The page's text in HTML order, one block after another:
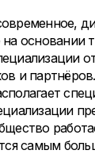
основании
и
самым